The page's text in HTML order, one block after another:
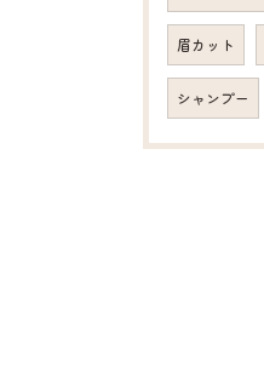
眉カット
シャンプー